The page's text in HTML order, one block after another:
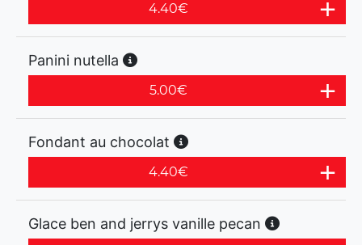
4.40€
Panini nutella
5.00€
Fondant au chocolat
4.40€
Glace ben and jerrys vanille pecan